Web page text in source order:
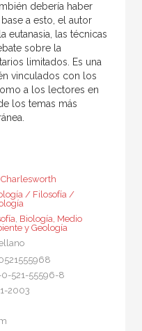
debería haber
a esto, el autor
eutanasia, las técnicas
sobre la
limitados. Es una
vinculados con los
a los lectores en
los temas más
/ Filosofía /
, Biología, Medio
y Geología
521-55596-8
2003